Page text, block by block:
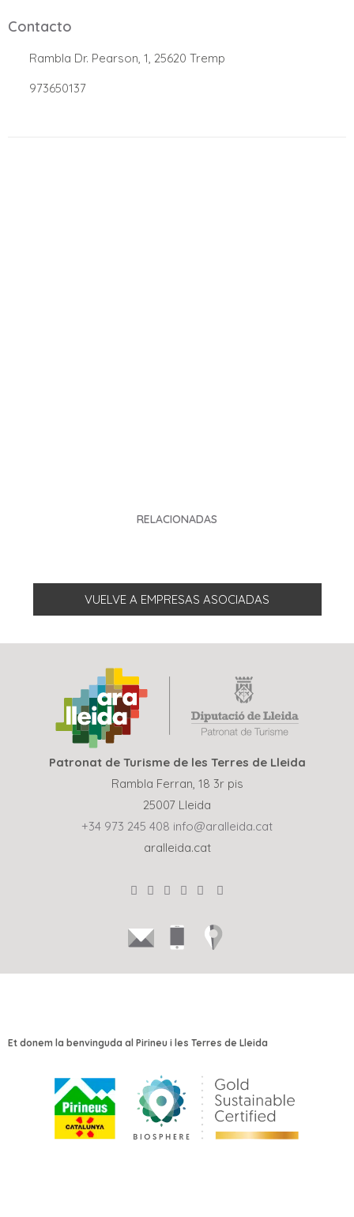
Contacto
Rambla Dr. Pearson, 1, 25620 Tremp
973650137
RELACIONADAS
VUELVE A EMPRESAS ASOCIADAS
Patronat de Turisme de les Terres de Lleida
Rambla Ferran, 18 3r pis
25007 Lleida
+34 973 245 408 info@aralleida.cat
aralleida.cat
Et donem la benvinguda al Pirineu i les Terres de Lleida